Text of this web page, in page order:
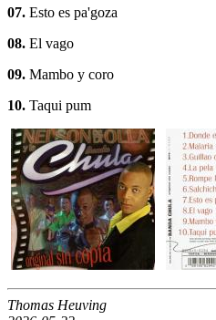
07. Esto es pa'goza
08. El vago
09. Mambo y coro
10. Taqui pum
Thomas Heuving